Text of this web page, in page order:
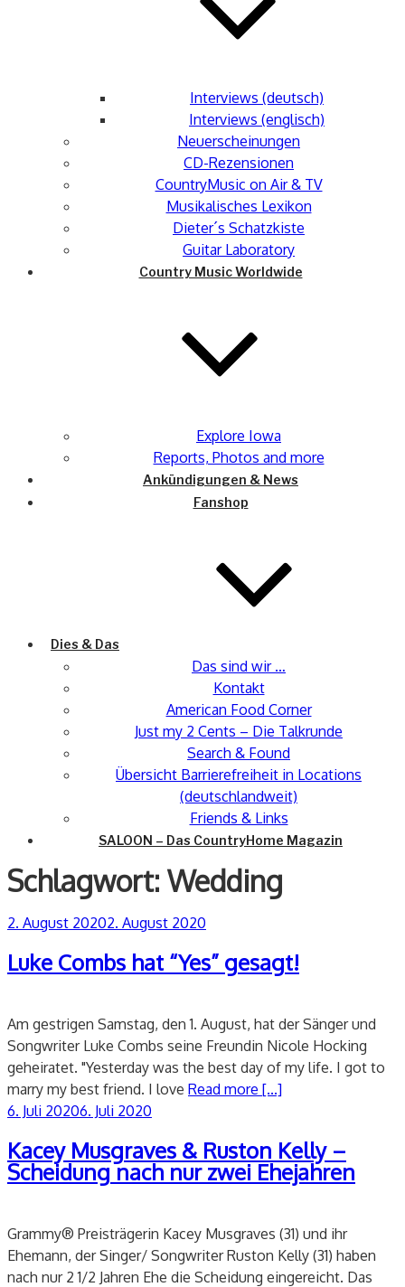
Interviews (deutsch)
Interviews (englisch)
Neuerscheinungen
CD-Rezensionen
CountryMusic on Air & TV
Musikalisches Lexikon
Dieter´s Schatzkiste
Guitar Laboratory
Country Music Worldwide
Explore Iowa
Reports, Photos and more
Ankündigungen & News
Fanshop
Dies & Das
Das sind wir …
Kontakt
American Food Corner
Just my 2 Cents – Die Talkrunde
Search & Found
Übersicht Barrierefreiheit in Locations
(deutschlandweit)
Friends & Links
SALOON – Das CountryHome Magazin
Schlagwort: Wedding
Veröffentlicht
2. August 20202. August 2020
Luke Combs hat “Yes” gesagt!
Am gestrigen Samstag, den 1. August, hat der Sänger und
Songwriter Luke Combs seine Freundin Nicole Hocking
geheiratet. "Yesterday was the best day of my life. I got to
marry my best friend. I love Read more [...]
Veröffentlicht
6. Juli 20206. Juli 2020
Kacey Musgraves & Ruston Kelly –
Scheidung nach nur zwei Ehejahren
Grammy® Preisträgerin Kacey Musgraves (31) und ihr
Ehemann, der Singer/ Songwriter Ruston Kelly (31) haben
nach nur 2 1/2 Jahren Ehe die Scheidung eingereicht. Das